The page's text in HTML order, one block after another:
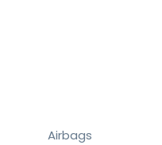
Airbags